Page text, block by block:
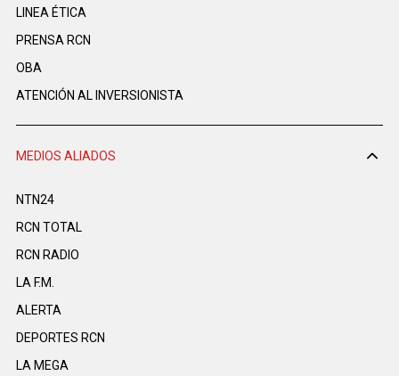
LINEA ÉTICA
PRENSA RCN
OBA
ATENCIÓN AL INVERSIONISTA
MEDIOS ALIADOS
NTN24
RCN TOTAL
RCN RADIO
LA F.M.
ALERTA
DEPORTES RCN
LA MEGA